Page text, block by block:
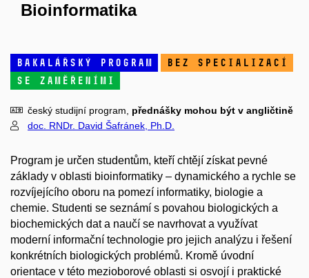
Bioinformatika
bakalářský program
bez specializací
se zaměřeními
český studijní program, přednášky mohou být v angličtině
doc. RNDr. David Šafránek, Ph.D.
Program je určen studentům, kteří chtějí získat pevné
základy v oblasti bioinformatiky – dynamického a rychle se
rozvíjejícího oboru na pomezí informatiky, biologie a
chemie. Studenti se seznámí s povahou biologických a
biochemických dat a naučí se navrhovat a využívat
moderní informační technologie pro jejich analýzu i řešení
konkrétních biologických problémů. Kromě úvodní
orientace v této mezioborové oblasti si osvojí i praktické